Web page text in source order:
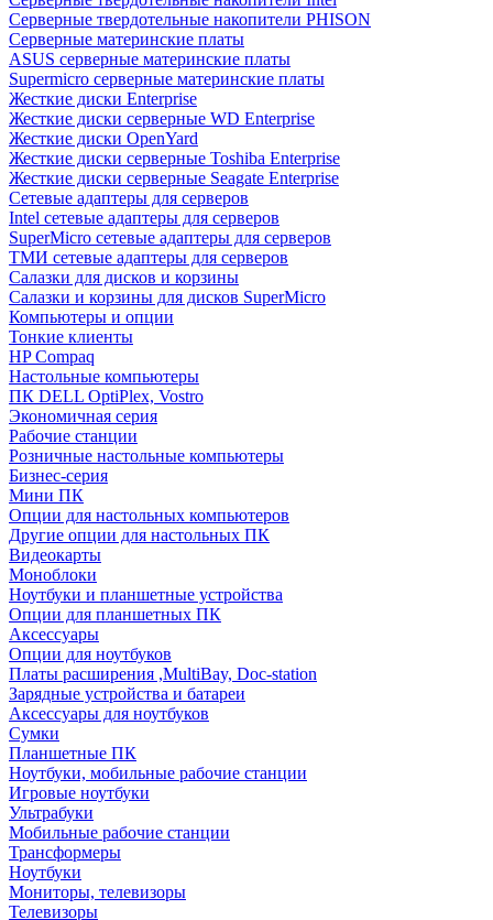
Cерверные твердотельные накопители PHISON
Серверные материнские платы
ASUS серверные материнские платы
Supermicro серверные материнские платы
Жесткие диски Enterprise
Жесткие диски серверные WD Enterprise
Жесткие диски OpenYard
Жесткие диски серверные Toshiba Enterprise
Жесткие диски серверные Seagate Enterprise
Сетевые адаптеры для серверов
Intel сетевые адаптеры для серверов
SuperMicro сетевые адаптеры для серверов
ТМИ сетевые адаптеры для серверов
Салазки для дисков и корзины
Салазки и корзины для дисков SuperMicro
Компьютеры и опции
Тонкие клиенты
HP Compaq
Настольные компьютеры
ПК DELL OptiPlex, Vostro
Экономичная серия
Рабочие станции
Розничные настольные компьютеры
Бизнес-серия
Мини ПК
Опции для настольных компьютеров
Другие опции для настольных ПК
Видеокарты
Моноблоки
Ноутбуки и планшетные устройства
Опции для планшетных ПК
Аксессуары
Опции для ноутбуков
Платы расширения ,MultiBay, Doc-station
Зарядные устройства и батареи
Аксессуары для ноутбуков
Сумки
Планшетные ПК
Ноутбуки, мобильные рабочие станции
Игровые ноутбуки
Ультрабуки
Мобильные рабочие станции
Трансформеры
Ноутбуки
Мониторы, телевизоры
Телевизоры